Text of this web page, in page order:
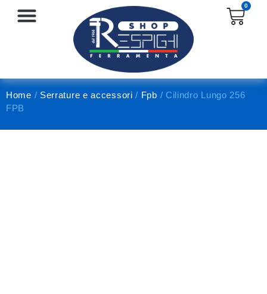
0
Home / Serrature e accessori / Fpb / Cilindro Lungo 256
FPB